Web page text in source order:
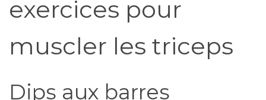
exercices pour
muscler les triceps
Dips aux barres